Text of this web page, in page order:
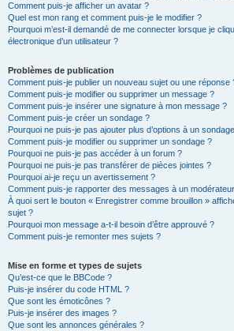
Comment puis-je afficher un avatar ?
Quel est mon rang et comment puis-je le modifier ?
Pourquoi m’est-il demandé de me connecter lorsque je
électronique d’un utilisateur ?
Problèmes de publication
Comment puis-je publier un nouveau sujet ou une réponse
Comment puis-je modifier ou supprimer un message ?
Comment puis-je insérer une signature à mon message ?
Comment puis-je créer un sondage ?
Pourquoi ne puis-je pas ajouter plus d’options à un
Comment puis-je modifier ou supprimer un sondage ?
Pourquoi ne puis-je pas accéder à un forum ?
Pourquoi ne puis-je pas transférer de pièces jointes ?
Pourquoi ai-je reçu un avertissement ?
Comment puis-je rapporter des messages à un
À quoi sert le bouton « Enregistrer comme brouillon »
sujet ?
Pourquoi mon message a-t-il besoin d’être approuvé ?
Comment puis-je remonter mes sujets ?
Mise en forme et types de sujets
Qu’est-ce que le BBCode ?
Puis-je insérer du code HTML ?
Que sont les émoticônes ?
Puis-je insérer des images ?
Que sont les annonces générales ?